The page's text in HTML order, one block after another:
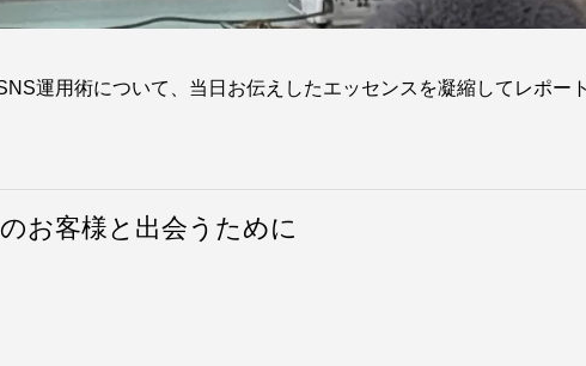
運用術について、当日お伝えしたエッセンスを凝縮してレポー
お客様と出会うために